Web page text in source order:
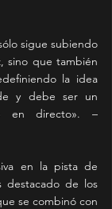
sigue subiendo
sino que también
la idea
y debe ser un
en directo». –
en la pista de
destacado de los
se combinó con